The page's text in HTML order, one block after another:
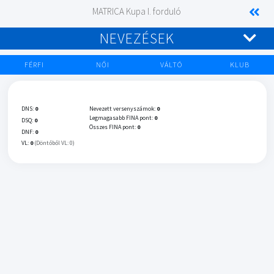
MATRICA Kupa I. forduló
NEVEZÉSEK
FÉRFI NŐI VÁLTÓ KLUB
DNS: 0
DSQ: 0
DNF: 0
VL: 0 (Döntőből VL: 0)
Nevezett versenyszámok: 0
Legmagasabb FINA pont: 0
Összes FINA pont: 0